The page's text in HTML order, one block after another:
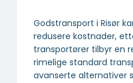
Godstransport i Risør
redusere kostnader,
transportører tilbyr en
rimelige standard
avanserte alternativer